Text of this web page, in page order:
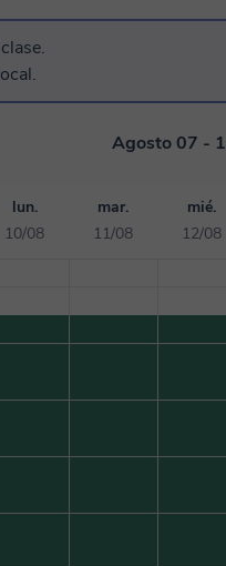
Métodos Numéricos y
Agosto 07 -
lun.
10/08
mar.
11/08
mié.
12/08